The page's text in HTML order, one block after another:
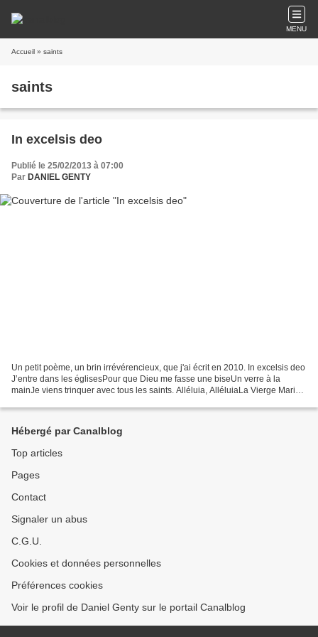
MENU
Accueil » saints
saints
In excelsis deo
Publié le 25/02/2013 à 07:00
Par DANIEL GENTY
Un petit poème, un brin irrévérencieux, que j'ai écrit en 2010. In excelsis deo
J’entre dans les églisesPour que Dieu me fasse une biseUn verre à la
mainJe viens trinquer avec tous les saints. Alléluia, AlléluiaLa Vierge Marie
Hébergé par Canalblog
Top articles
Pages
Contact
Signaler un abus
C.G.U.
Cookies et données personnelles
Préférences cookies
Voir le profil de Daniel Genty sur le portail Canalblog